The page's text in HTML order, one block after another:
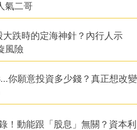
氣二哥
跌時的定海神針？內行人示
風險
你願意投資多少錢？真正想改變
！動能跟「股息」無關？資本利